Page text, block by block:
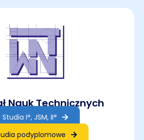
Nauk Technicznych
Studia I°, JSM, II°
podyplomowe